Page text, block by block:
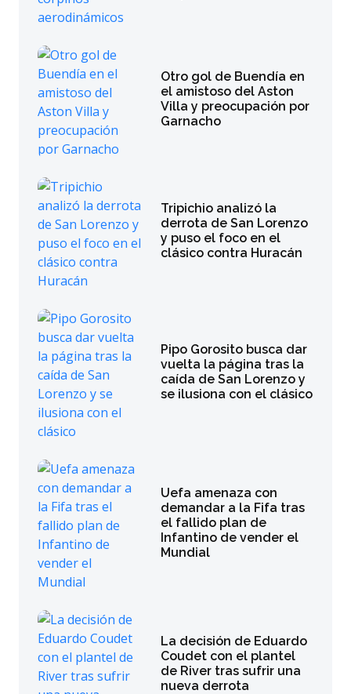
Otro gol de Buendía en
el amistoso del Aston
Villa y preocupación por
Garnacho
Tripichio analizó la
derrota de San Lorenzo
y puso el foco en el
clásico contra Huracán
Pipo Gorosito busca dar
vuelta la página tras la
caída de San Lorenzo y
se ilusiona con el clásico
Uefa amenaza con
demandar a la Fifa tras
el fallido plan de
Infantino de vender el
Mundial
La decisión de Eduardo
Coudet con el plantel
de River tras sufrir una
nueva derrota